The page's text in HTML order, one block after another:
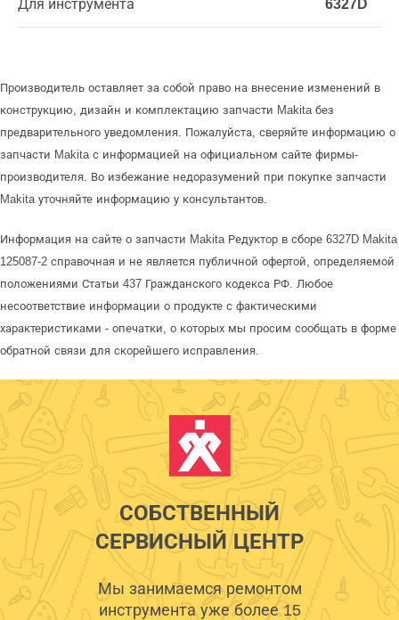
Для инструмента 6327D
Производитель оставляет за собой право на внесение изменений в
конструкцию, дизайн и комплектацию запчасти Makita без
предварительного уведомления. Пожалуйста, сверяйте информацию о
запчасти Makita с информацией на официальном сайте фирмы-
производителя. Во избежание недоразумений при покупке запчасти
Makita уточняйте информацию у консультантов.
Информация на сайте о запчасти Makita Редуктор в сборе 6327D Makita
125087-2 справочная и не является публичной офертой, определяемой
положениями Статьи 437 Гражданского кодекса РФ. Любое
несоответствие информации о продукте с фактическими
характеристиками - опечатки, о которых мы просим сообщать в форме
обратной связи для скорейшего исправления.
СОБСТВЕННЫЙ
СЕРВИСНЫЙ ЦЕНТР
Мы занимаемся ремонтом
инструмента уже более 15